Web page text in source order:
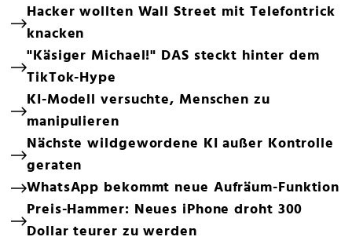
Hacker wollten Wall Street mit Telefontrick
knacken
"Käsiger Michael!" DAS steckt hinter dem
TikTok-Hype
KI-Modell versuchte, Menschen zu
manipulieren
Nächste wildgewordene KI außer Kontrolle
geraten
WhatsApp bekommt neue Aufräum-Funktion
Preis-Hammer: Neues iPhone droht 300
Dollar teurer zu werden